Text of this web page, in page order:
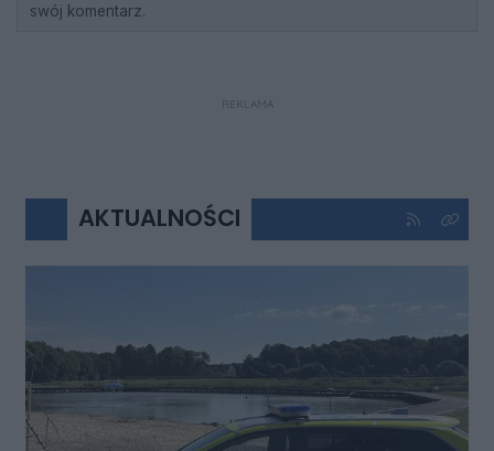
swój komentarz.
REKLAMA
AKTUALNOŚCI Kliknij aby
Kliknij